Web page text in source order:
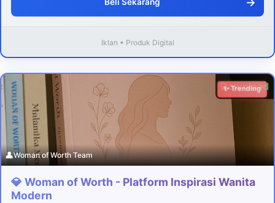
Beli Sekarang
Iklan • Produk Digital
Download
✨ Trending
👤Woman of Worth Team
💎 Woman of Worth - Platform Inspirasi Wanita
Modern